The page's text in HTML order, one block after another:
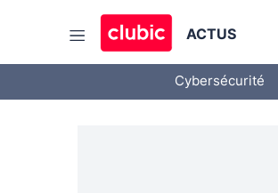
ACTUS
Cybersécurité